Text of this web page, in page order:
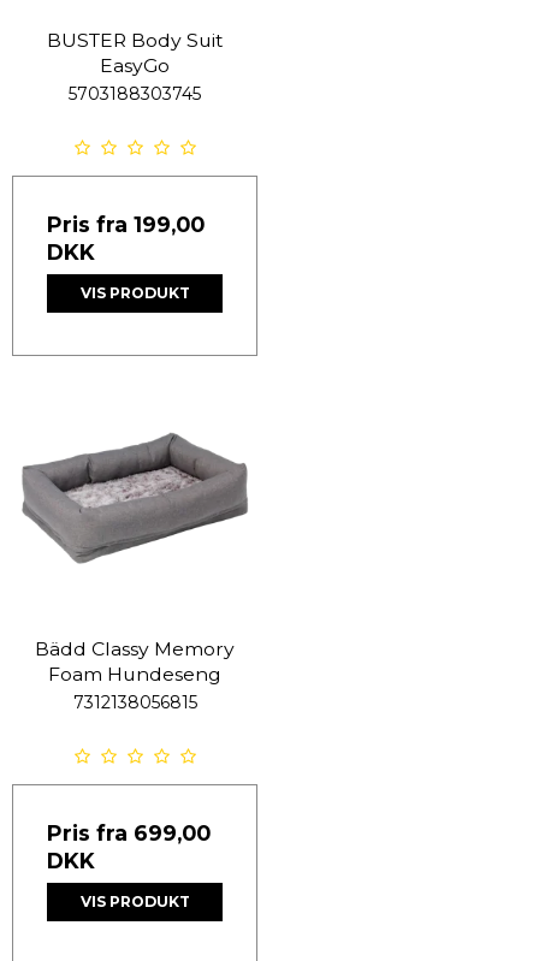
BUSTER Body Suit
EasyGo
5703188303745
Pris fra 199,00
DKK
VIS PRODUKT
Bädd Classy Memory
Foam Hundeseng
7312138056815
Pris fra 699,00
DKK
VIS PRODUKT